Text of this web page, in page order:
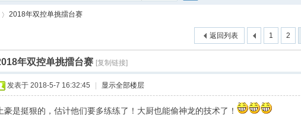
2018年双控单挑擂台赛
1 2
返回列表
年双控单挑擂台赛 [复制链接]
发表于 2018-5-7 16:32:45 显示全部楼层
豪是挺狠的，估计他们要多练练了！大厨也能偷神龙的技术了！